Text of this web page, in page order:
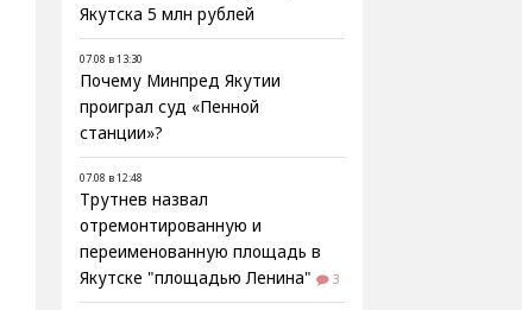
Якутска 5 млн рублей
07.08 в 13:30
Почему Минпред Якутии
проиграл суд «Пенной
станции»?
07.08 в 12:48
Трутнев назвал
отремонтированную и
переименованную площадь в
Якутске "площадью Ленина"
3